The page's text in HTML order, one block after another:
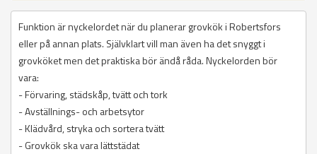
Funktion är nyckelordet när du planerar grovkök i Robertsfors
eller på annan plats. Självklart vill man även ha det snyggt i
grovköket men det praktiska bör ändå råda. Nyckelorden bör
vara:
- Förvaring, städskåp, tvätt och tork
- Avställnings- och arbetsytor
- Klädvård, stryka och sortera tvätt
- Grovkök ska vara lättstädat